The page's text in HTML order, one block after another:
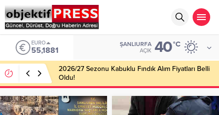
EURO
55,1881
ŞANLIURFA
AÇIK 40°C
2026/27 Sezonu Kabuklu Fındık Alım Fiyatları Belli
Oldu!